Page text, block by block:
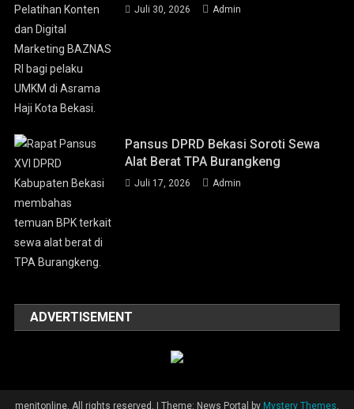
Juli 30, 2026 Admin
Pansus DPRD Bekasi Soroti Sewa
Alat Berat TPA Burangkeng
Juli 17, 2026 Admin
ADVERTISEMENT
menitonline. All rights reserved. Theme: News Portal by Mystery Themes.